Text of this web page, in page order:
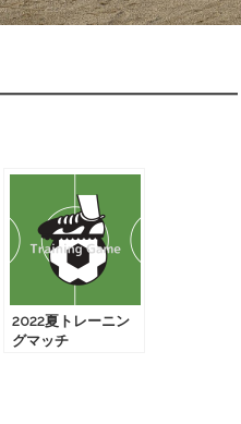
2022夏トレーニン
グマッチ